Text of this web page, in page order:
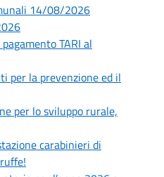
14/08/2026
TARI al
per la prevenzione ed il
per lo sviluppo rurale,
carabinieri di